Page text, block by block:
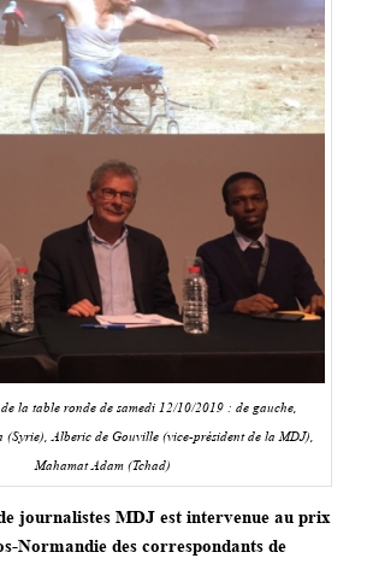
la table ronde de samedi 12/10/2019 : de gauche,
(Syrie), Alberic de Gouville (vice-président de la MDJ),
Mahamat Adam (Tchad)
journalistes MDJ est intervenue au prix
Normandie des correspondants de